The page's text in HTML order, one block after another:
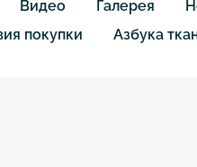
Видео Галерея
покупки Азбука